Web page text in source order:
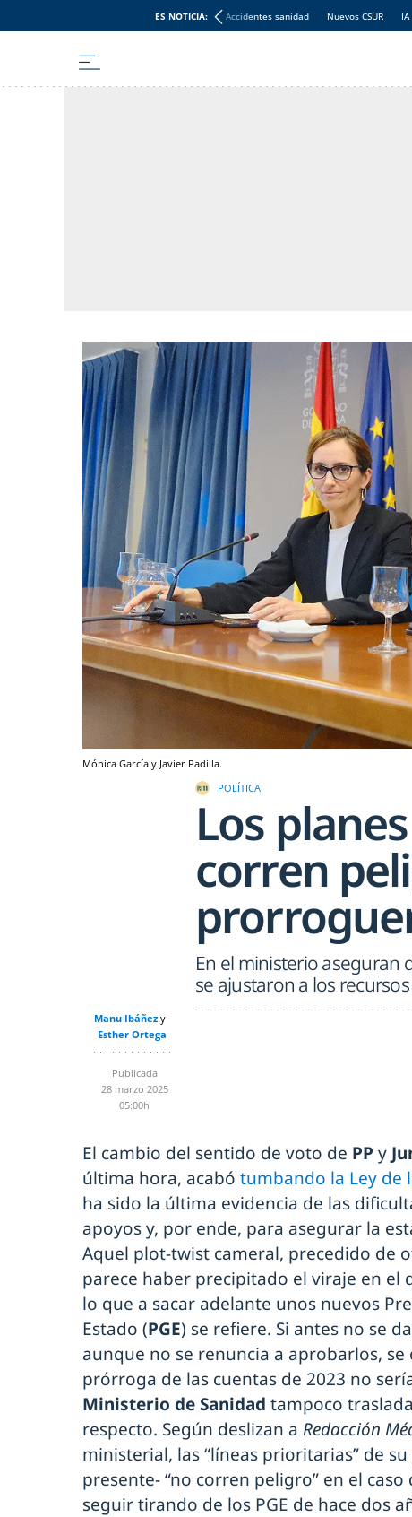
ES NOTICIA: Accidentes sanidad Nuevos CSUR
Mónica García y Javier Padilla.
POLÍTICA
Los
corren
En el ministerio aseguran
se ajustaron a los
Manu Ibáñez
Esther Ortega
Publicada
28 marzo 2025
05:00h
El cambio del sentido de voto de PP y
última hora, acabó tumbando la Ley de
ha sido la última evidencia de las
apoyos y, por ende, para asegurar la
Aquel plot-twist cameral, precedido de
parece haber precipitado el viraje en el
lo que a sacar adelante unos nuevos
Estado (PGE) se refiere. Si antes no se
aunque no se renuncia a aprobarlos,
prórroga de las cuentas de 2023 no
Ministerio de Sanidad tampoco
respecto. Según deslizan a Redacción
ministerial, las “líneas prioritarias” de
presente- “no corren peligro” en el
seguir tirando de los PGE de hace dos